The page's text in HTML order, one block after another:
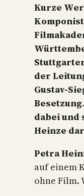
Kurze
der
Gustav-
Besetzung.
dabei und
Heinze
Petra
auf einem
ohne Film.